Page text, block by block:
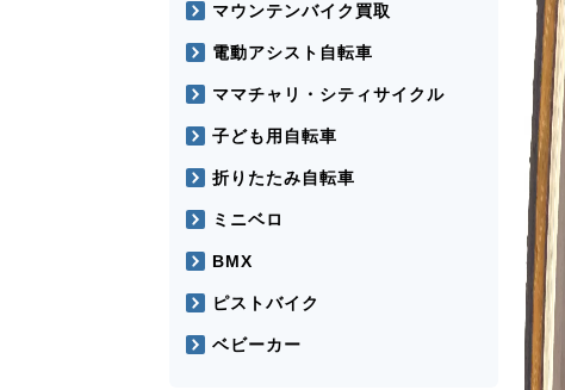
マウンテンバイク買取
電動アシスト自転車
ママチャリ・シティサイクル
子ども用自転車
折りたたみ自転車
ミニベロ
BMX
ピストバイク
ベビーカー